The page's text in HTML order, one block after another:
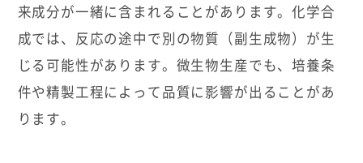
来成分が一緒に含まれることがあります。化学合
成では、反応の途中で別の物質（副生成物）が生
じる可能性があります。微生物生産でも、培養条
件や精製工程によって品質に影響が出ることがあ
ります。